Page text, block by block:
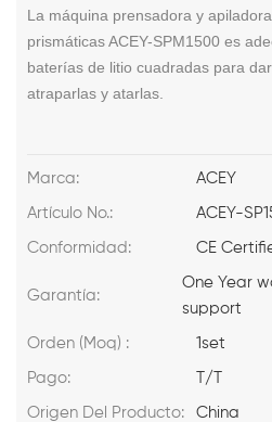
La máquina prensadora y
prismáticas ACEY-SPM1500 es
baterías de litio cuadradas para
atraparlas y atarlas.
Marca: ACEY
Artículo No.: ACEY-
Conformidad: CE
Garantía:
One Year
support
Orden (Moq) : 1set
Pago: T/T
Origen Del Producto: China